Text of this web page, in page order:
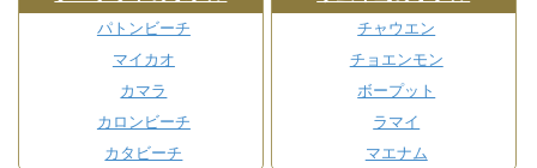
パトンビーチ
マイカオ
カマラ
カロンビーチ
カタビーチ
チャウエン
チョエンモン
ボープット
ラマイ
マエナム